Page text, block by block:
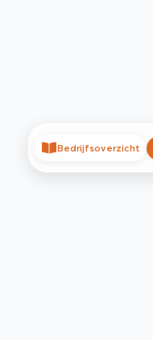
Bedrijfsoverzicht